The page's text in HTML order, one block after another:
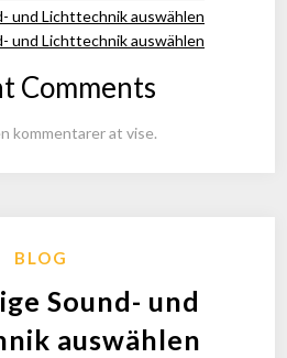
und Lichttechnik auswählen
und Lichttechnik auswählen
Comments
kommentarer at vise.
BLOG
Sound- und
auswählen